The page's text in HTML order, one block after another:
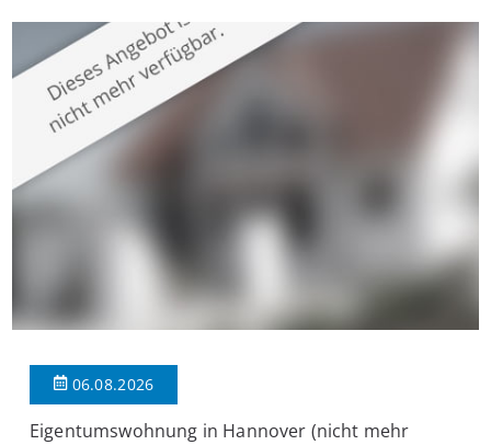
großzügige Räume und eine hochwertige Ausstattung, die
modernen Wohnkomfort mit einem stilvollen Ambiente
verbindet. Der […]
06.08.2026
Eigentumswohnung in Hannover (nicht mehr